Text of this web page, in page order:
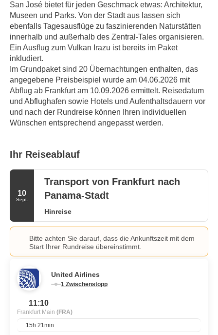
San José bietet für jeden Geschmack etwas: Architektur,
Museen und Parks. Von der Stadt aus lassen sich
ebenfalls Tagesausflüge zu faszinierenden Naturstätten
innerhalb und außerhalb des Zentral-Tales organisieren.
Ein Ausflug zum Vulkan Irazu ist bereits im Paket
inkludiert.
Im Grundpaket sind 20 Übernachtungen enthalten, das
angegebene Preisbeispiel wurde am 04.06.2026 mit
Abflug ab Frankfurt am 10.09.2026 ermittelt. Reisedatum
und Abflughafen sowie Hotels und Aufenthaltsdauern vor
und nach der Rundreise können Ihren individuellen
Wünschen entsprechend angepasst werden.
Ihr Reiseablauf
10
Sept.
Transport von Frankfurt nach
Panama-Stadt
Hinreise
Bitte achten Sie darauf, dass die Ankunftszeit mit dem
Start Ihrer Rundreise übereinstimmt.
United Airlines
1 Zwischenstopp
11:10
Frankfurt Main (FRA)
15h 21min